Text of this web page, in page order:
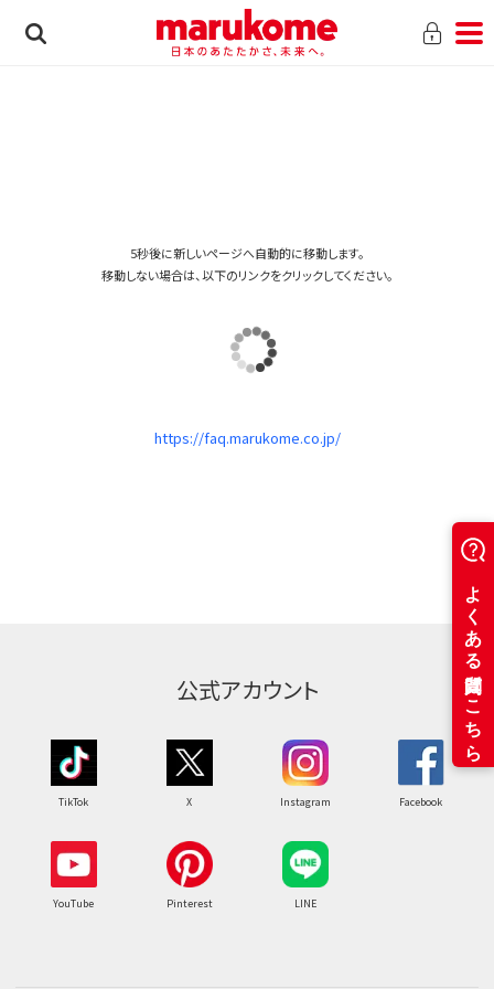
5秒後に新しいページへ自動的に移動します。
移動しない場合は、以下のリンクをクリックしてください。
https://faq.marukome.co.jp/
公式アカウント
TikTok X Instagram Facebook
YouTube Pinterest LINE